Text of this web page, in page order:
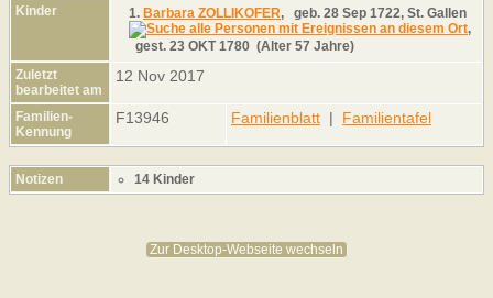
Kinder 1. Barbara ZOLLIKOFER, geb. 28 Sep 1722, St. Gallen
,
gest. 23 OKT 1780 (Alter 57 Jahre)
Zuletzt
bearbeitet am
12 Nov 2017
Familien-
Kennung
F13946 Familienblatt | Familientafel
Notizen 14 Kinder
Zur Desktop-Webseite wechseln